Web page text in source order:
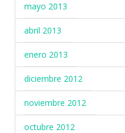
mayo 2013
abril 2013
enero 2013
diciembre 2012
noviembre 2012
octubre 2012